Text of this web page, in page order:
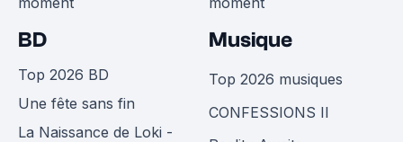
BD
Top 2026 BD
Une fête sans fin
La Naissance de Loki -
Musique
Top 2026 musiques
CONFESSIONS II